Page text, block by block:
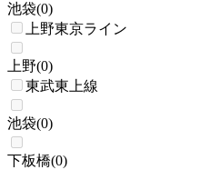
池袋(0)
上野東京ライン
上野(0)
東武東上線
池袋(0)
下板橋(0)